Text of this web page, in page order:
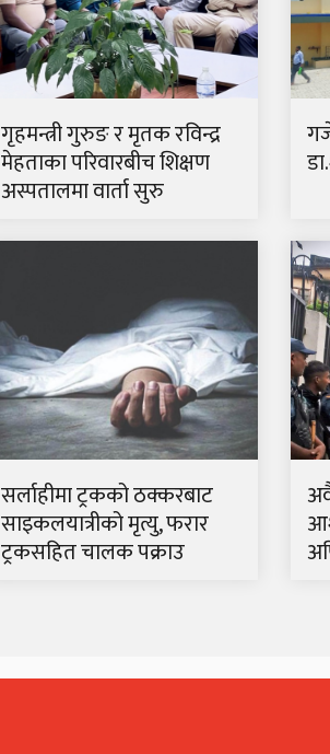
गृहमन्त्री गुरुङ र मृतक रविन्द्र
मेहताका परिवारबीच शिक्षण
अस्पतालमा वार्ता सुरु
सर्लाहीमा ट्रकको ठक्करबाट
साइकलयात्रीको मृत्यु, फरार
ट्रकसहित चालक पक्राउ